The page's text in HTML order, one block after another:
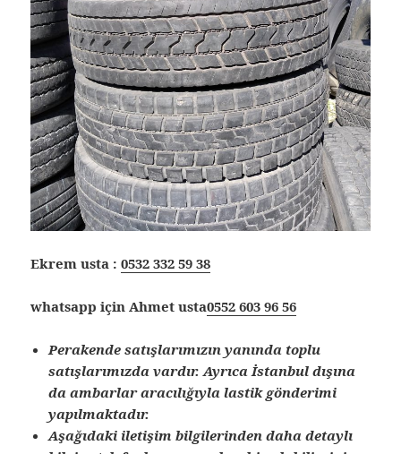
Ekrem usta :0532 332 59 38
whatsapp için Ahmet usta0552 603 96 56
Perakende satışlarımızın yanında toplu
satışlarımızda vardır. Ayrıca İstanbul dışına
da ambarlar aracılığıyla lastik gönderimi
yapılmaktadır.
Aşağıdaki iletişim bilgilerinden daha detaylı